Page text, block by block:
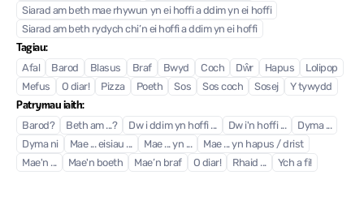
Siarad am beth mae rhywun yn ei hoffi a ddim yn ei hoffi
Siarad am beth rydych chi’n ei hoffi a ddim yn ei hoffi
Tagiau:
Afal Barod Blasus Braf Bwyd Coch Dŵr Hapus
Lolipop
Mefus
O diar! Pizza Poeth Sos Sos coch Sosej Y tywydd
Patrymau iaith:
Barod? Beth am ...? Dw i ddim yn hoffi ... Dw i'n hoffi ...
Dyma ...
Dyma ni
Mae ... eisiau ... Mae ... yn ...
Mae ... yn hapus / drist
Mae'n ...
Mae'n boeth Mae’n braf O diar! Rhaid ... Ych a fi!